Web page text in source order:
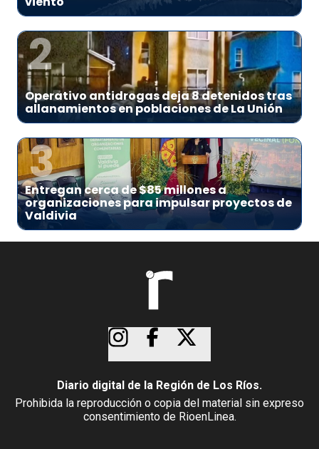
2
Operativo antidrogas deja 8 detenidos tras
allanamientos en poblaciones de La Unión
3
Entregan cerca de $85 millones a
organizaciones para impulsar proyectos de
Valdivia
Diario digital de la Región de Los Ríos.
Prohibida la reproducción o copia del material sin expreso
consentimiento de RioenLinea.